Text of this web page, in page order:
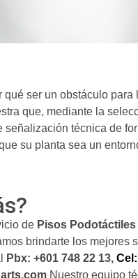
qué ser un obstáculo para
que, mediante la
técnica de
su planta sea un
de Pisos Podotáctiles
brindarte los mejores
Pbx: +601 748 22 13,
Nuestro equipo